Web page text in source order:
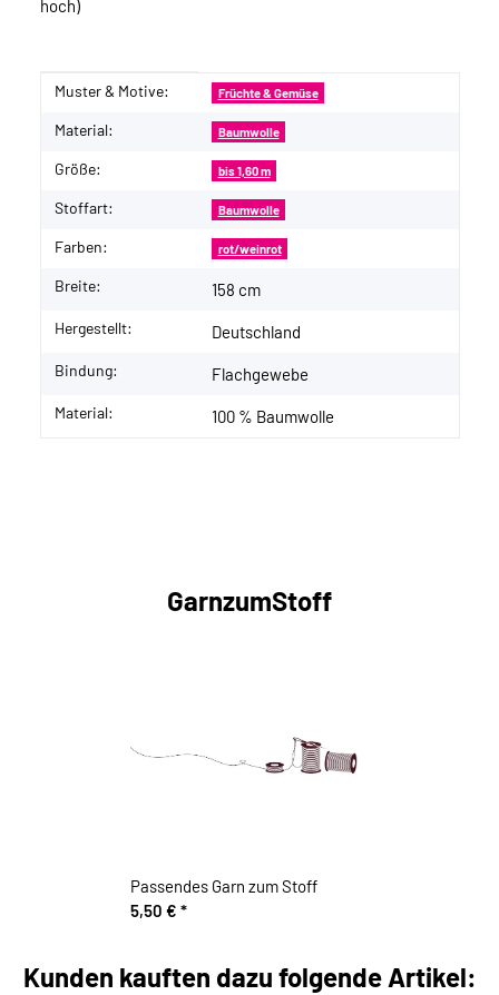
hoch)
Produkteigenschaft
Wert
Muster & Motive: Früchte & Gemüse
Material: Baumwolle
Größe: bis 1,60 m
Stoffart: Baumwolle
Farben: rot/weinrot
Breite: 158 cm
Hergestellt: Deutschland
Bindung: Flachgewebe
Material: 100 % Baumwolle
GarnzumStoff
Passendes Garn zum Stoff
5,50 € *
Kunden kauften dazu folgende Artikel: